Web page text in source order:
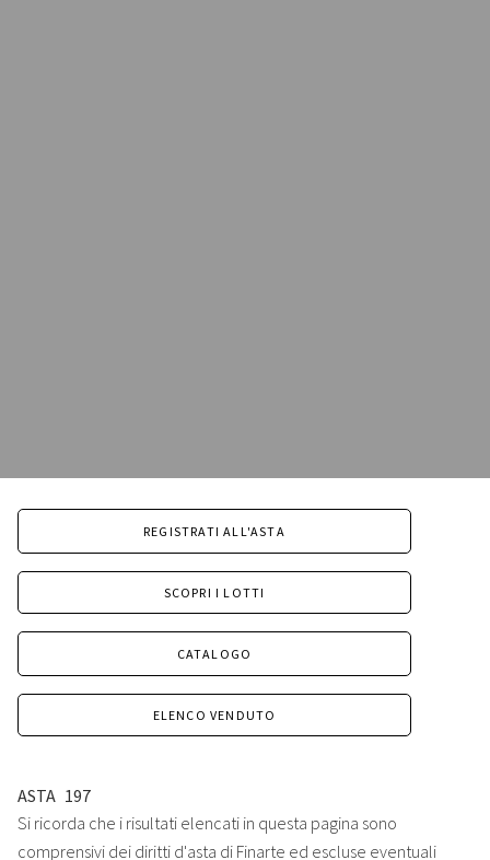
REGISTRATI ALL'ASTA
SCOPRI I LOTTI
CATALOGO
ELENCO VENDUTO
ASTA 197
Si ricorda che i risultati elencati in questa pagina sono
comprensivi dei diritti d'asta di Finarte ed escluse eventuali